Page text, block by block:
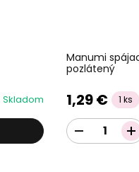
Skladom
Manumi
pozlátený
1,29 € 1 ks